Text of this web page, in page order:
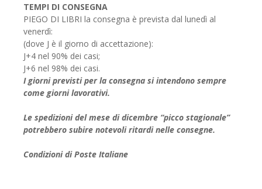
TEMPI DI CONSEGNA
PIEGO DI LIBRI la consegna è prevista dal lunedì al
venerdì:
(dove J è il giorno di accettazione):
J+4 nel 90% dei casi;
J+6 nel 98% dei casi.
I giorni previsti per la consegna si intendono sempre
come giorni lavorativi.
Le spedizioni del mese di dicembre “picco stagionale”
potrebbero subire notevoli ritardi nelle consegne.
Condizioni di Poste Italiane